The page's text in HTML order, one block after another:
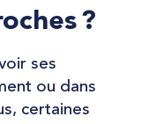
?
ses
ou dans
certaines